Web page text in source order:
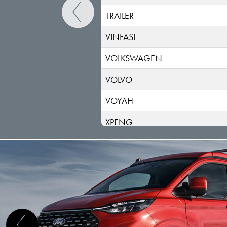
TRAILER
VINFAST
VOLKSWAGEN
VOLVO
VOYAH
XPENG
ZEEKR